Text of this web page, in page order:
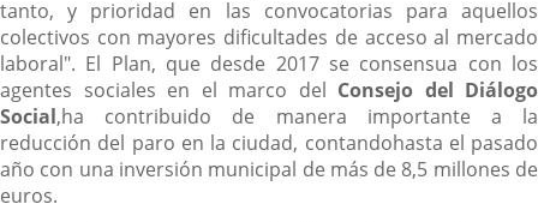
tanto, y prioridad en las convocatorias para aquellos
colectivos con mayores dificultades de acceso al mercado
laboral". El Plan, que desde 2017 se consensua con los
agentes sociales en el marco del Consejo del Diálogo
Social,ha contribuido de manera importante a la
reducción del paro en la ciudad, contandohasta el pasado
año con una inversión municipal de más de 8,5 millones de
euros.